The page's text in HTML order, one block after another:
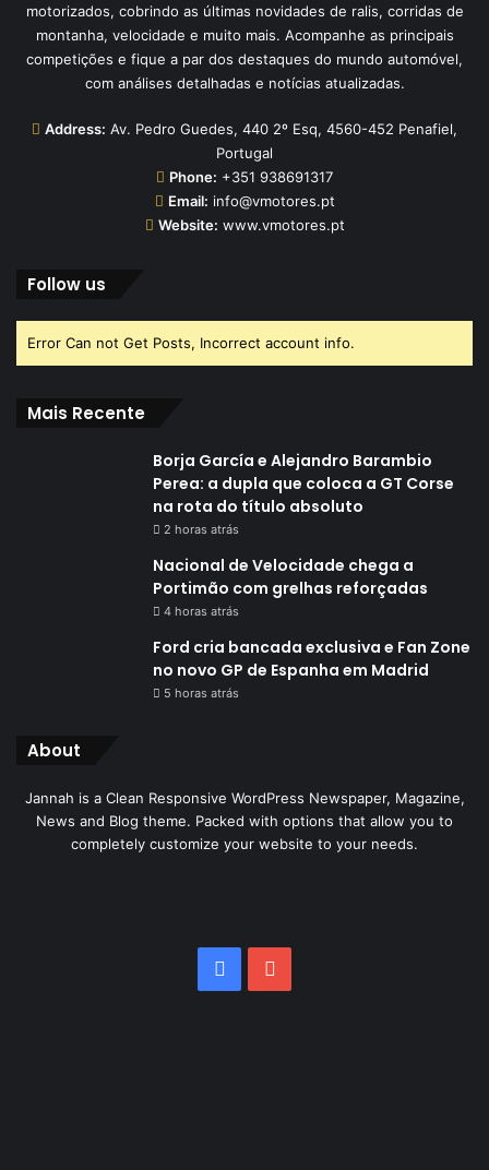
motorizados, cobrindo as últimas novidades de ralis, corridas de
montanha, velocidade e muito mais. Acompanhe as principais
competições e fique a par dos destaques do mundo automóvel,
com análises detalhadas e notícias atualizadas.
Address: Av. Pedro Guedes, 440 2º Esq, 4560-452 Penafiel,
Portugal
Phone: +351 938691317
Email: info@vmotores.pt
Website: www.vmotores.pt
Follow us
Error Can not Get Posts, Incorrect account info.
Mais Recente
Borja García e Alejandro Barambio
Perea: a dupla que coloca a GT Corse
na rota do título absoluto
2 horas atrás
Nacional de Velocidade chega a
Portimão com grelhas reforçadas
4 horas atrás
Ford cria bancada exclusiva e Fan Zone
no novo GP de Espanha em Madrid
5 horas atrás
About
Jannah is a Clean Responsive WordPress Newspaper, Magazine,
News and Blog theme. Packed with options that allow you to
completely customize your website to your needs.
Facebook